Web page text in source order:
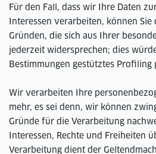
Für den Fall, dass wir Ihre Daten
Interessen verarbeiten, können Sie
Gründen, die sich aus Ihrer
jederzeit widersprechen; dies
Bestimmungen gestütztes Profiling
Wir verarbeiten Ihre
mehr, es sei denn, wir können
Gründe für die Verarbeitung
Interessen, Rechte und Freiheiten
Verarbeitung dient der